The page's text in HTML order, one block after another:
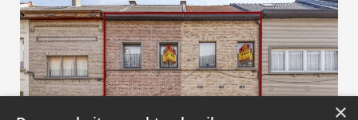
×